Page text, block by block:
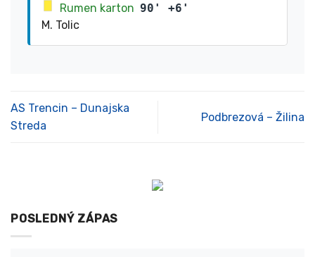
Rumen karton 90' +6'
M. Tolic
AS Trencin – Dunajska
Streda
Podbrezová – Žilina
POSLEDNÝ ZÁPAS